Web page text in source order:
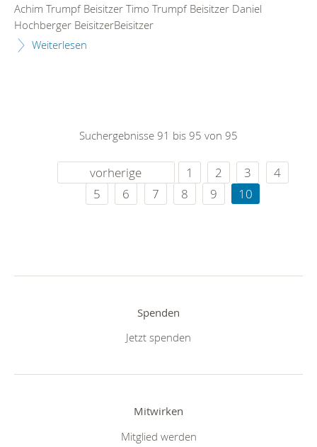
Achim Trumpf Beisitzer Timo Trumpf Beisitzer Daniel
Hochberger BeisitzerBeisitzer
Weiterlesen
Suchergebnisse 91 bis 95 von 95
vorherige 1 2 3
4
5
6 7 8 9 10
Spenden
Jetzt spenden
Mitwirken
Mitglied werden